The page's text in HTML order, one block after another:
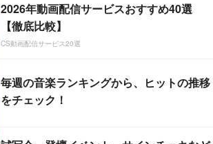
2026年動画配信サービスおすすめ40選
【徹底比較】
CS動画配信サービス20選
毎週の音楽ランキングから、ヒットの推移
をチェック！